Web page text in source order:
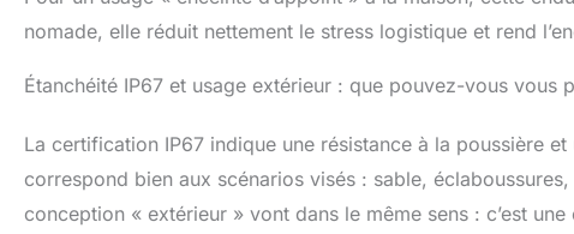
nomade, elle réduit nettement le stress logistique et rend
Étanchéité IP67 et usage extérieur : que pouvez-vous vous
La certification IP67 indique une résistance à la poussière
correspond bien aux scénarios visés : sable,
conception « extérieur » vont dans le même sens : c’est